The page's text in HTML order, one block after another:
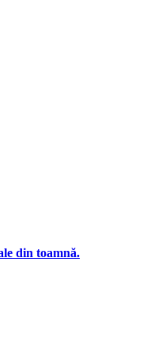
din toamnă.